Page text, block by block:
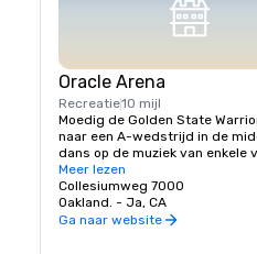
Oracle Arena
Recreatie10 mijl
Moedig de Golden State
naar een A-wedstrijd in de
dans op de muziek van enkele
favoriete artiesten!
Meer lezen
Collesiumweg 7000
Oakland. - Ja, CA
Ga naar website